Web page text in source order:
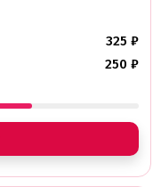
325 ₽
250 ₽